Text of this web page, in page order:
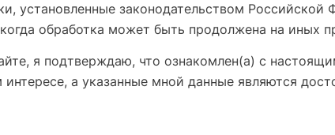
установленные законодательством Российской
обработка может быть продолжена на иных
я подтверждаю, что ознакомлен(а) с
а указанные мной данные являются